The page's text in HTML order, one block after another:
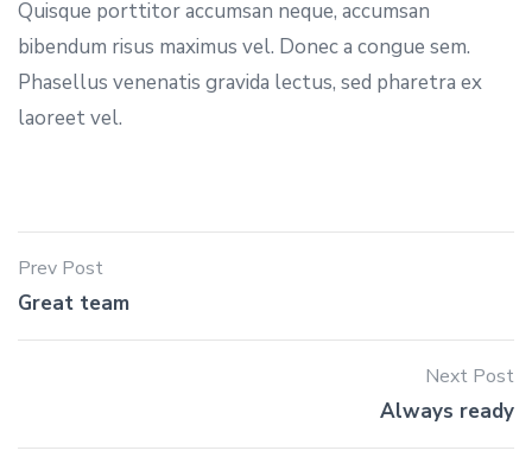
Quisque porttitor accumsan neque, accumsan
bibendum risus maximus vel. Donec a congue sem.
Phasellus venenatis gravida lectus, sed pharetra ex
laoreet vel.
Prev Post
Great team
Next Post
Always ready